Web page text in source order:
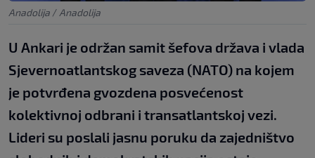
Anadolija / Anadolija
U Ankari je održan samit šefova država i vlada
Sjevernoatlantskog saveza (NATO) na kojem
je potvrđena gvozdena posvećenost
kolektivnoj odbrani i transatlantskoj vezi.
Lideri su poslali jasnu poruku da zajedništvo